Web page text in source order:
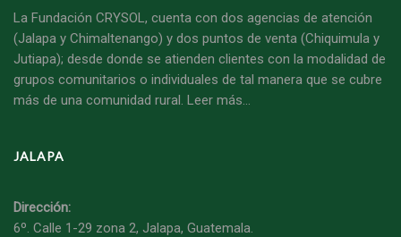
La Fundación CRYSOL, cuenta con dos agencias de atención
(Jalapa y Chimaltenango) y dos puntos de venta (Chiquimula y
Jutiapa); desde donde se atienden clientes con la modalidad de
grupos comunitarios o individuales de tal manera que se cubre
más de una comunidad rural. Leer más...
JALAPA
Dirección:
6º. Calle 1-29 zona 2, Jalapa, Guatemala.